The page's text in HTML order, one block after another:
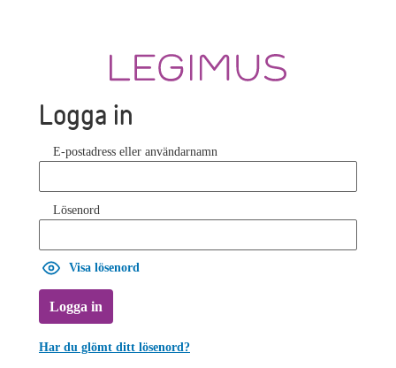
Logga in
E-postadress eller användarnamn
Lösenord
Visa lösenord
Logga in
Har du glömt ditt lösenord?